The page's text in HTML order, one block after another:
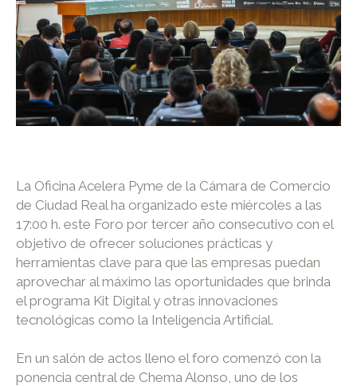
La Oficina Acelera Pyme de la Cámara de Comercio
de Ciudad Real ha organizado este miércoles a las
17:00 h. este Foro por tercer año consecutivo con el
objetivo de ofrecer soluciones prácticas y
herramientas clave para que las empresas puedan
aprovechar al máximo las oportunidades que brinda
el programa Kit Digital y otras innovaciones
tecnológicas como la Inteligencia Artificial.
En un salón de actos lleno el foro comenzó con la
ponencia central de Chema Alonso, uno de los